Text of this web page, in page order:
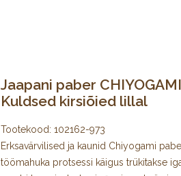
Jaapani paber
Kuldsed kirsiõied lillal
Tootekood: 102162-973
Erksavärvilised ja kaunid Chiyogami
töömahuka protsessi käigus trükitakse